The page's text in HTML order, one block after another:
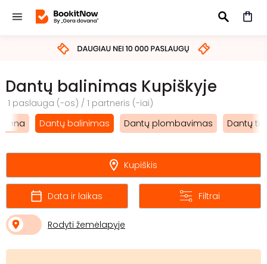
IEŠKOTI
Dantų balinimas Kupiškyje
1 paslauga (-os) / 1 partneris (-iai)
Dantų balinimas Dantų plombavimas Dantų
Kupiškis
Data ir laikas Filtrai
Rodyti žemėlapyje